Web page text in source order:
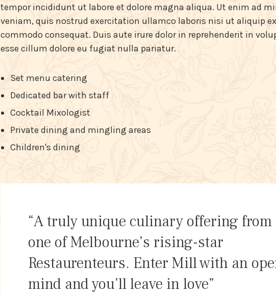
tempor incididunt ut labore et dolore magna aliqua. Ut enim ad
veniam, quis nostrud exercitation ullamco laboris nisi ut aliquip
commodo consequat. Duis aute irure dolor in reprehenderit in
esse cillum dolore eu fugiat nulla pariatur.
Set menu catering
Dedicated bar with staff
Cocktail Mixologist
Private dining and mingling areas
Children's dining
“A truly unique culinary offering from
one of Melbourne’s rising-star
Restaurenteurs. Enter Mill with an
mind and you’ll leave in love”